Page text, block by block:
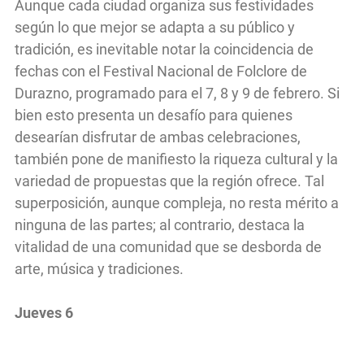
Aunque cada ciudad organiza sus festividades
según lo que mejor se adapta a su público y
tradición, es inevitable notar la coincidencia de
fechas con el Festival Nacional de Folclore de
Durazno, programado para el 7, 8 y 9 de febrero. Si
bien esto presenta un desafío para quienes
desearían disfrutar de ambas celebraciones,
también pone de manifiesto la riqueza cultural y la
variedad de propuestas que la región ofrece. Tal
superposición, aunque compleja, no resta mérito a
ninguna de las partes; al contrario, destaca la
vitalidad de una comunidad que se desborda de
arte, música y tradiciones.
Jueves 6